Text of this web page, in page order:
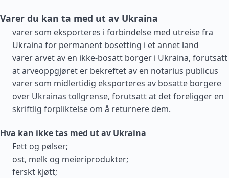
Varer du kan ta med ut av Ukraina
varer som eksporteres i forbindelse med utreise fra
Ukraina for permanent bosetting i et annet land
varer arvet av en ikke-bosatt borger i Ukraina, forutsatt
at arveoppgjøret er bekreftet av en notarius publicus
varer som midlertidig eksporteres av bosatte borgere
over Ukrainas tollgrense, forutsatt at det foreligger en
skriftlig forpliktelse om å returnere dem.
Hva kan ikke tas med ut av Ukraina
Fett og pølser;
ost, melk og meieriprodukter;
ferskt kjøtt;